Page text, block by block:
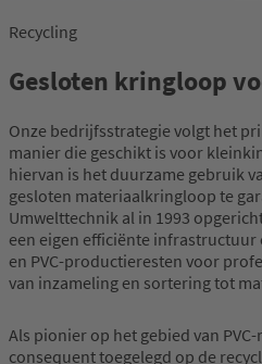
Recycling
Gesloten kringloop
Onze bedrijfsstrategie volgt het
manier die geschikt is voor
hiervan is het duurzame gebruik
gesloten materiaalkringloop te
Umwelttechnik al in 1993
een eigen efficiënte
en PVC-productieresten voor
van inzameling en sortering tot
Als pionier op het gebied van
consequent toegelegd op de